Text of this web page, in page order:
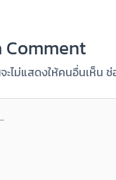
Comment
ไม่แสดงให้คนอื่นเห็น ช่